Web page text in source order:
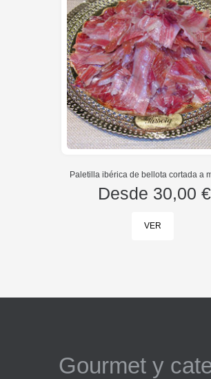
Paletilla ibérica de bellota cortada a
Desde 30,00 €
VER
Gourmet y